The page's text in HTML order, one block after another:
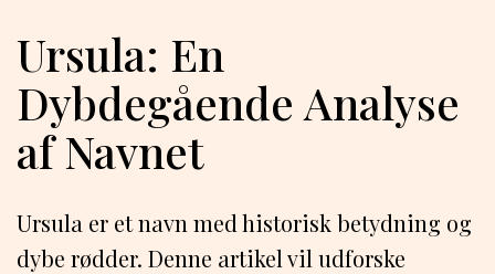
Ursula: En
Dybdegående Analyse
af Navnet
Ursula er et navn med historisk betydning og
dybe rødder. Denne artikel vil udforske